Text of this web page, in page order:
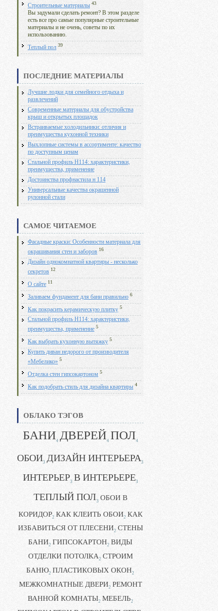
Строительные материалы 43
Вы задумали сделать ремонт? В этом разделе
есть все про самые популярные строительные
материалы и не очень, советы по их
использованию.
Теплый пол 39
ПОСЛЕДНИЕ МАТЕРИАЛЫ
Лучшие лодки для семейного отдыха и
развлечений
Современные материалы для обустройства
крыш и открытых площадок
Встраиваемые холодильники: отличия и
преимущества кухонной техники
Выхлопные системы в ассортименте: качество
по доступным ценам
Стальной профиль Н114: характеристики,
преимущества, применение
Достоинства профнастила н 114
Универсальные качества окрашенной
рулонной стали
САМОЕ ЧИТАЕМОЕ
Фасадные краски: Особенности материала для
окрашивания стен и заборов 16
Дизайн однокомнатной квартиры - несколько
секретов 12
О сайте 11
Заливаем фундамент для бани правильно 6
Как покрасить керамическую плитку 5
Стальной профиль Н114: характеристики,
преимущества, применение 5
Как выбрать кухонную вытяжку 5
Купить диван недорого от производителя
«Мебелико» 5
Отделка стен гипсокартоном 5
Как подобрать стиль для дизайна квартиры 4
ОБЛАКО ТЭГОВ
БАНИ4 ДВЕРЕЙ4 ПОЛ4
ОБОИ3 ДИЗАЙН ИНТЕРЬЕРА3
ИНТЕРЬЕР3 В ИНТЕРЬЕРЕ3
ТЕПЛЫЙ ПОЛ3 ОБОИ В
КОРИДОР2 КАК КЛЕИТЬ ОБОИ2 КАК
ИЗБАВИТЬСЯ ОТ ПЛЕСЕНИ2 СТЕНЫ
БАНИ2 ГИПСОКАРТОН2 ВИДЫ
ОТДЕЛКИ ПОТОЛКА2 СТРОИМ
БАНЮ2 ПЛАСТИКОВЫХ ОКОН2
МЕЖКОМНАТНЫЕ ДВЕРИ2 РЕМОНТ
ВАННОЙ КОМНАТЫ2 МЕБЕЛЬ2